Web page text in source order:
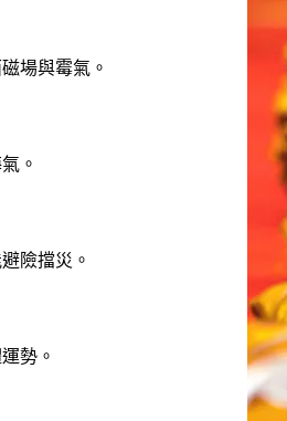
場與霉氣。
。
險擋災。
勢。